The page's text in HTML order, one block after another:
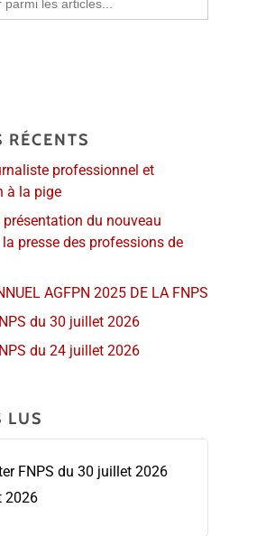
RÉCENTS
professionnel et
à la pige
du nouveau
presse des professions de
AGFPN 2025 DE LA FNPS
du 30 juillet 2026
du 24 juillet 2026
LUS
FNPS du 30 juillet 2026
2026